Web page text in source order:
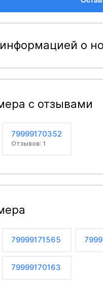
о
с отзывами
79999170352
Отзывов: 1
79999171565
79999170163